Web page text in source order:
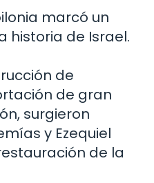
marcó un
historia de Israel.
de
de gran
surgieron
y Ezequiel
de la